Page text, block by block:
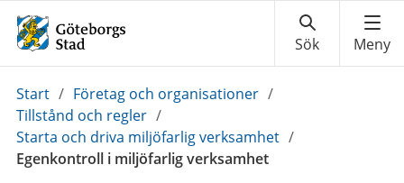
Du
är
här:
Start / Företag och organisationer /
Tillstånd och regler /
Starta och driva miljöfarlig verksamhet /
Egenkontroll i miljöfarlig verksamhet